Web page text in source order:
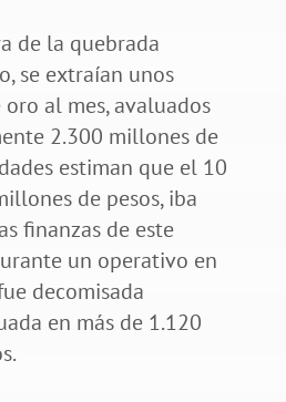
de la quebrada
se extraían unos
al mes, avaluados
2.300 millones de
estiman que el 10
de pesos, iba
finanzas de este
un operativo en
decomisada
en más de 1.120